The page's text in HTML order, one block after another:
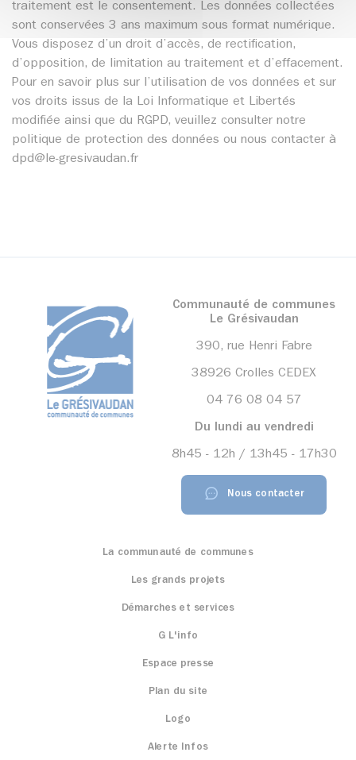
traitement est le consentement. Les données collectées
sont conservées 3 ans maximum sous format numérique.
Vous disposez d’un droit d’accès, de rectification,
d’opposition, de limitation au traitement et d’effacement.
Pour en savoir plus sur l’utilisation de vos données et sur
vos droits issus de la Loi Informatique et Libertés
modifiée ainsi que du RGPD, veuillez consulter notre
politique de protection des données ou nous contacter à
dpd@le-gresivaudan.fr
Communauté de communes
Le Grésivaudan
390, rue Henri Fabre
38926 Crolles CEDEX
04 76 08 04 57
Du lundi au vendredi
8h45 - 12h / 13h45 - 17h30
Nous contacter
La communauté de communes
Les grands projets
Démarches et services
G L'info
Espace presse
Plan du site
Logo
Alerte Infos